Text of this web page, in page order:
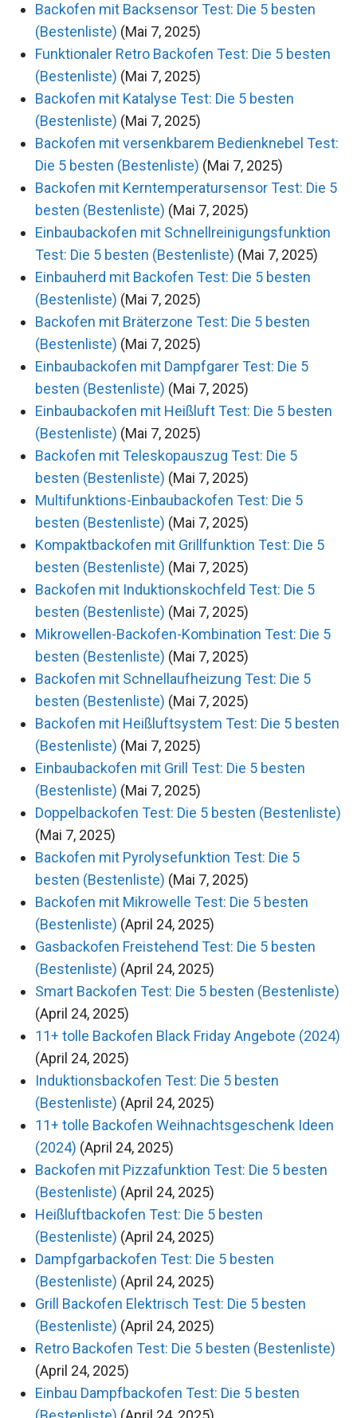
Backofen mit Backsensor Test: Die 5 besten
(Bestenliste) (Mai 7, 2025)
Funktionaler Retro Backofen Test: Die 5 besten
(Bestenliste) (Mai 7, 2025)
Backofen mit Katalyse Test: Die 5 besten
(Bestenliste) (Mai 7, 2025)
Backofen mit versenkbarem Bedienknebel Test:
Die 5 besten (Bestenliste) (Mai 7, 2025)
Backofen mit Kerntemperatursensor Test: Die 5
besten (Bestenliste) (Mai 7, 2025)
Einbaubackofen mit Schnellreinigungsfunktion
Test: Die 5 besten (Bestenliste) (Mai 7, 2025)
Einbauherd mit Backofen Test: Die 5 besten
(Bestenliste) (Mai 7, 2025)
Backofen mit Bräterzone Test: Die 5 besten
(Bestenliste) (Mai 7, 2025)
Einbaubackofen mit Dampfgarer Test: Die 5
besten (Bestenliste) (Mai 7, 2025)
Einbaubackofen mit Heißluft Test: Die 5 besten
(Bestenliste) (Mai 7, 2025)
Backofen mit Teleskopauszug Test: Die 5
besten (Bestenliste) (Mai 7, 2025)
Multifunktions-Einbaubackofen Test: Die 5
besten (Bestenliste) (Mai 7, 2025)
Kompaktbackofen mit Grillfunktion Test: Die 5
besten (Bestenliste) (Mai 7, 2025)
Backofen mit Induktionskochfeld Test: Die 5
besten (Bestenliste) (Mai 7, 2025)
Mikrowellen-Backofen-Kombination Test: Die 5
besten (Bestenliste) (Mai 7, 2025)
Backofen mit Schnellaufheizung Test: Die 5
besten (Bestenliste) (Mai 7, 2025)
Backofen mit Heißluftsystem Test: Die 5 besten
(Bestenliste) (Mai 7, 2025)
Einbaubackofen mit Grill Test: Die 5 besten
(Bestenliste) (Mai 7, 2025)
Doppelbackofen Test: Die 5 besten (Bestenliste)
(Mai 7, 2025)
Backofen mit Pyrolysefunktion Test: Die 5
besten (Bestenliste) (Mai 7, 2025)
Backofen mit Mikrowelle Test: Die 5 besten
(Bestenliste) (April 24, 2025)
Gasbackofen Freistehend Test: Die 5 besten
(Bestenliste) (April 24, 2025)
Smart Backofen Test: Die 5 besten (Bestenliste)
(April 24, 2025)
11+ tolle Backofen Black Friday Angebote (2024)
(April 24, 2025)
Induktionsbackofen Test: Die 5 besten
(Bestenliste) (April 24, 2025)
11+ tolle Backofen Weihnachtsgeschenk Ideen
(2024) (April 24, 2025)
Backofen mit Pizzafunktion Test: Die 5 besten
(Bestenliste) (April 24, 2025)
Heißluftbackofen Test: Die 5 besten
(Bestenliste) (April 24, 2025)
Dampfgarbackofen Test: Die 5 besten
(Bestenliste) (April 24, 2025)
Grill Backofen Elektrisch Test: Die 5 besten
(Bestenliste) (April 24, 2025)
Retro Backofen Test: Die 5 besten (Bestenliste)
(April 24, 2025)
Einbau Dampfbackofen Test: Die 5 besten